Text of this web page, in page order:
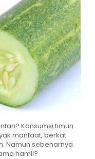
Konsumsi timun
manfaat, berkat
Namun sebenarnya
hamil?